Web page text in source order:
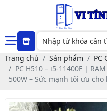
Trang chủ Sản phẩm PC
PC H510 – i5-11400F |
500W – Sức mạnh tối ưu